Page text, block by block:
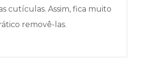
cutículas. Assim, fica muito
removê-las.